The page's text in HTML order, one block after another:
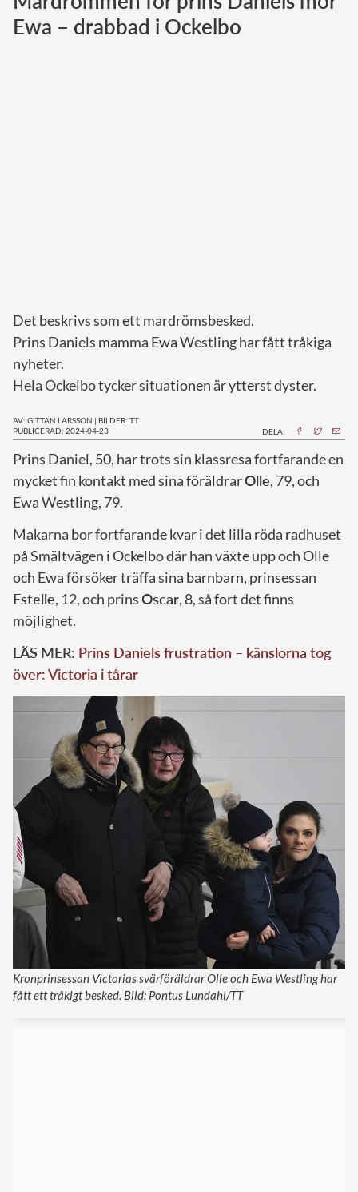
Norska kungahuset
Ewa – drabbad i Ockelbo
Det beskrivs som ett mardrömsbesked.
Prins Daniels mamma Ewa Westling har fått tråkiga
nyheter.
Hela Ockelbo tycker situationen är ytterst dyster.
AV: GITTAN LARSSON | BILDER: TT
PUBLICERAD: 2024-04-23
DELA:
Prins Daniel, 50, har trots sin klassresa fortfarande en
mycket fin kontakt med sina föräldrarOlle, 79, och
Ewa Westling, 79.
Makarna bor fortfarande kvar i det lilla röda radhuset
på Smältvägen i Ockelbo där han växte upp och Olle
och Ewa försöker träffa sina barnbarn, prinsessan
Estelle, 12, och prinsOscar, 8, så fort det finns
möjlighet.
LÄS MER: Prins Daniels frustration – känslorna tog
över: Victoria i tårar
Kronprinsessan Victorias svärföräldrar Olle och Ewa Westling har
fått ett tråkigt besked. Bild: Pontus Lundahl/TT